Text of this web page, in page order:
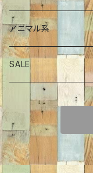
シャツ
プルオーバー
カーディガン
ジャケット
プルオーバー
Tシャツ
シャツ・ブラウス
ニット・セーター
トレーナー
スカート
ワンピース
チュニック
アニマル系
恐竜
くま
SALE
70％OFF
60％OFF
50％OFF